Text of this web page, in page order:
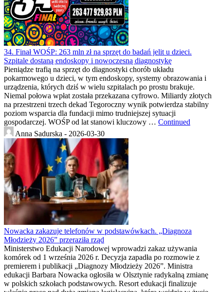
34. Finał WOŚP: 263 mln zł na sprzęt do badań jelit u dzieci.
Szpitale dostaną endoskopy i nowoczesną diagnostykę
Pieniądze trafią na sprzęt do diagnostyki chorób układu
pokarmowego u dzieci, w tym endoskopy, systemy obrazowania i
urządzenia, których dziś w wielu szpitalach po prostu brakuje.
Niemal połowa wpłat została przekazana cyfrowo. Miliardy złotych
na przestrzeni trzech dekad Tegoroczny wynik potwierdza stabilny
poziom wsparcia dla fundacji mimo trudniejszej sytuacji
gospodarczej. WOŚP od lat stanowi kluczowy … Continued
Anna Sadurska - 2026-03-30
Nowacka zakazuje telefonów w podstawówkach. „Diagnoza
Młodzieży 2026” przeraziła rząd
Ministerstwo Edukacji Narodowej wprowadzi zakaz używania
komórek od 1 września 2026 r. Decyzja zapadła po rozmowie z
premierem i publikacji „Diagnozy Młodzieży 2026”. Ministra
edukacji Barbara Nowacka ogłosiła w Olsztynie radykalną zmianę
w polskich szkołach podstawowych. Resort edukacji finalizuje